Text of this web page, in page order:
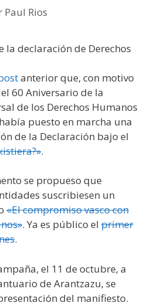
Paul Rios
anterior que, con motivo
60 Aniversario de la
de los Derechos Humanos
puesto en marcha una
de la Declaración bajo el
.
se propueso que
suscribiesen un
«El compromiso vasco con
. Ya es público el primer
.
el 11 de octubre, a
de Arantzazu, se
del manifiesto.